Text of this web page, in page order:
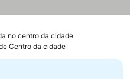
no centro da cidadeVer preços
Centro da cidade